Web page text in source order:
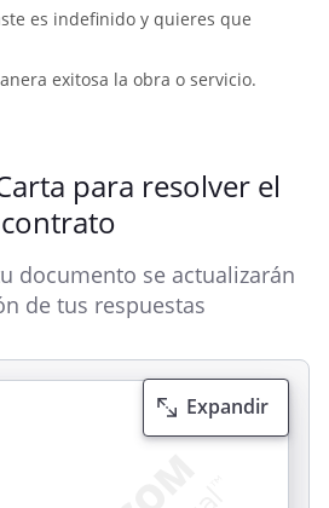
es indefinido y quieres que
exitosa la obra o servicio.
para resolver el
contrato
documento se actualizarán
de tus respuestas
Expandir